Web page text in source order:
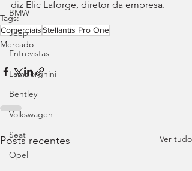
BMW
Jeep
Entrevistas
Lamborghini
Bentley
Volkswagen
Seat
Opel
diz Elic Laforge, diretor da empresa.
Tags:
ComerciaisStellantis Pro One
Mercado
Posts recentes Ver tudo